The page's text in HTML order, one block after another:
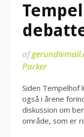
af
Parker
Siden Tempelhof
også i årene
diskussion om
område, som er